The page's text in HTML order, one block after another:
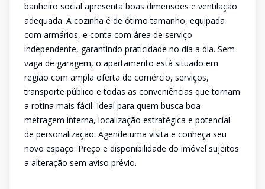
banheiro social apresenta boas dimensões e ventilação
adequada. A cozinha é de ótimo tamanho, equipada
com armários, e conta com área de serviço
independente, garantindo praticidade no dia a dia. Sem
vaga de garagem, o apartamento está situado em
região com ampla oferta de comércio, serviços,
transporte público e todas as conveniências que tornam
a rotina mais fácil. Ideal para quem busca boa
metragem interna, localização estratégica e potencial
de personalização. Agende uma visita e conheça seu
novo espaço. Preço e disponibilidade do imóvel sujeitos
a alteração sem aviso prévio.